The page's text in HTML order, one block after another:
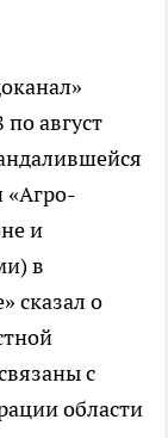
август
«Агро-
и
в
сказал о
с
области